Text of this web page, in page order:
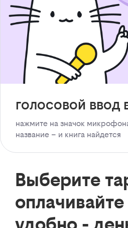
голосовой ввод
нажмите на значок
название – и книга найдется
Выберите
оплачивайте